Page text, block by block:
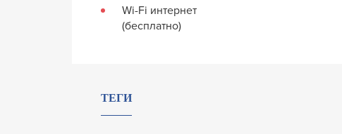
Wi-Fi интернет
(бесплатно)
ТЕГИ